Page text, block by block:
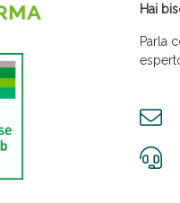
Hai
Parla